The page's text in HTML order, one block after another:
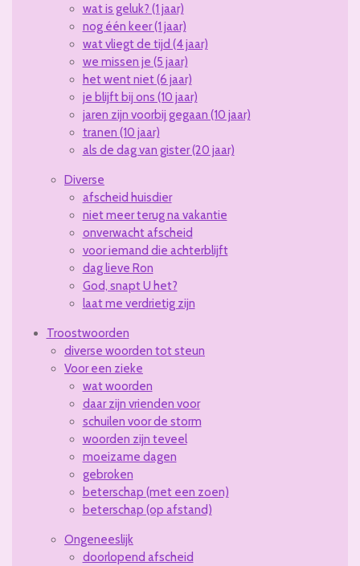
wat is geluk? (1 jaar)
nog één keer (1 jaar)
wat vliegt de tijd (4 jaar)
we missen je (5 jaar)
het went niet (6 jaar)
je blijft bij ons (10 jaar)
jaren zijn voorbij gegaan (10 jaar)
tranen (10 jaar)
als de dag van gister (20 jaar)
Diverse
afscheid huisdier
niet meer terug na vakantie
onverwacht afscheid
voor iemand die achterblijft
dag lieve Ron
God, snapt U het?
laat me verdrietig zijn
Troostwoorden
diverse woorden tot steun
Voor een zieke
wat woorden
daar zijn vrienden voor
schuilen voor de storm
woorden zijn teveel
moeizame dagen
gebroken
beterschap (met een zoen)
beterschap (op afstand)
Ongeneeslijk
doorlopend afscheid